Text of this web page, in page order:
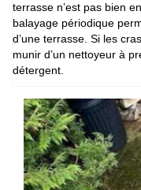
terrasse n’est pas bien
balayage périodique
d’une terrasse. Si les
munir d’un nettoyeur à
détergent.